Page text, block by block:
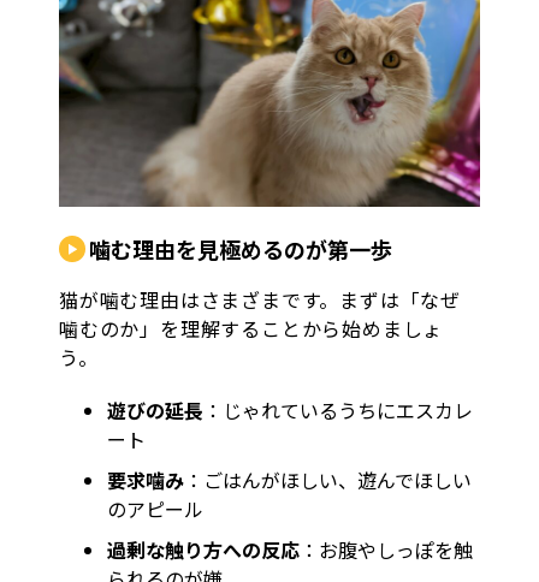
噛む理由を見極めるのが第一歩
猫が噛む理由はさまざまです。まずは「なぜ
噛むのか」を理解することから始めましょ
う。
遊びの延長 ：じゃれているうちにエスカレ
ート
要求噛み ：ごはんがほしい、遊んでほしい
のアピール
過剰な触り方への反応 ：お腹やしっぽを触